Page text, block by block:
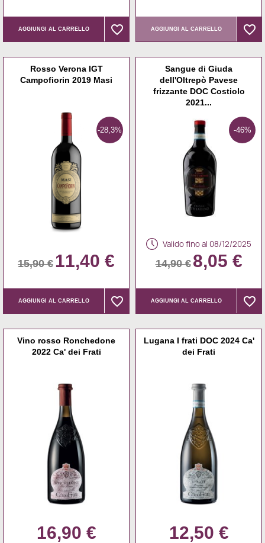
AGGIUNGI AL CARRELLO favorite_border
favorite_border AGGIUNGI AL CARRELLO favorite_border
favorite_border
Rosso Verona IGT
Campofiorin 2019 Masi
-28,3%
15,90 € 11,40 €
AGGIUNGI AL CARRELLO favorite_border
favorite_border
Sangue di Giuda
dell'Oltrepò Pavese
frizzante DOC Costiolo
2021...
-46%
Valido fino al 08/12/2025
14,90 € 8,05 €
AGGIUNGI AL CARRELLO favorite_border
favorite_border
Vino rosso Ronchedone
2022 Ca' dei Frati
16,90 €
Lugana I frati DOC 2024 Ca'
dei Frati
12,50 €